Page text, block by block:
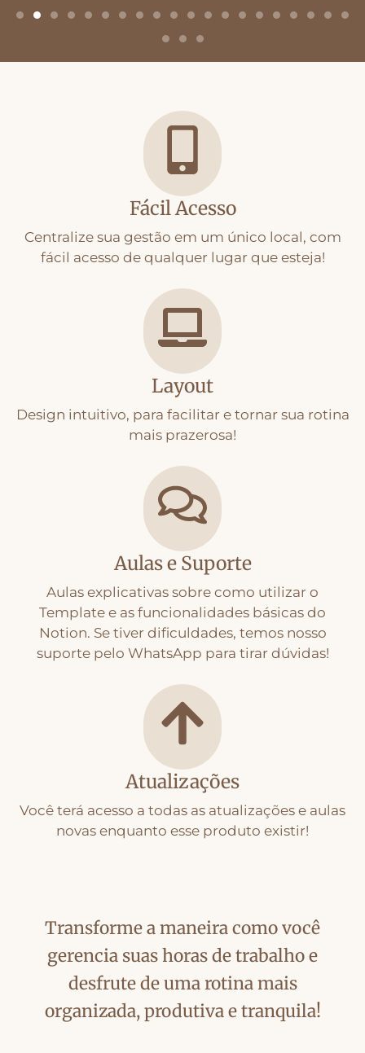
Fácil Acesso
Centralize sua gestão em um único local, com
fácil acesso de qualquer lugar que esteja!
Layout
Design intuitivo, para facilitar e tornar sua rotina
mais prazerosa!
Aulas e Suporte
Aulas explicativas sobre como utilizar o
Template e as funcionalidades básicas do
Notion. Se tiver dificuldades, temos nosso
suporte pelo WhatsApp para tirar dúvidas!
Atualizações
Você terá acesso a todas as atualizações e aulas
novas enquanto esse produto existir!
Transforme a maneira como você
gerencia suas horas de trabalho e
desfrute de uma rotina mais
organizada, produtiva e tranquila!